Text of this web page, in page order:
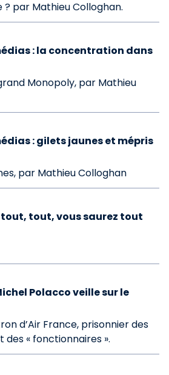
? par Mathieu Colloghan.
: la concentration dans
Monopoly, par Mathieu
: gilets jaunes et mépris
par Mathieu Colloghan
tout, vous saurez tout
Polacco veille sur le
d’Air France, prisonnier des
des « fonctionnaires ».